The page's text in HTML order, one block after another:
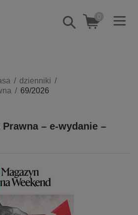
Pokaż/schowaj
wyszukiwarkę
0
gospodarka
technologie, informatyka
dzienniki
69/2026
– e-wydanie –